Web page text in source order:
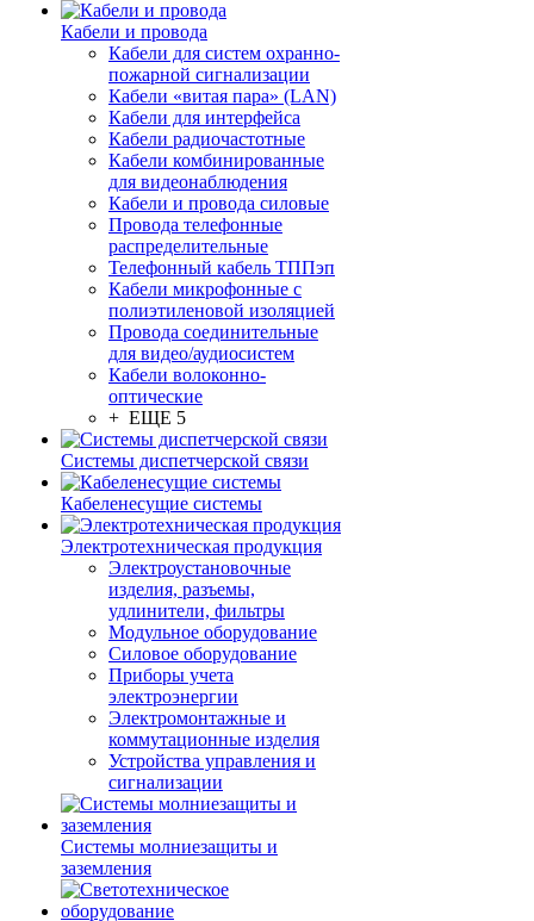
Кабели и провода
Кабели для систем охранно-
пожарной сигнализации
Кабели «витая пара» (LAN)
Кабели для интерфейса
Кабели радиочастотные
Кабели комбинированные
для видеонаблюдения
Кабели и провода силовые
Провода телефонные
распределительные
Телефонный кабель ТППэп
Кабели микрофонные с
полиэтиленовой изоляцией
Провода соединительные
для видео/аудиосистем
Кабели волоконно-
оптические
+ ЕЩЕ 5
Системы диспетчерской связи
Кабеленесущие системы
Электротехническая продукция
Электроустановочные
изделия, разъемы,
удлинители, фильтры
Модульное оборудование
Силовое оборудование
Приборы учета
электроэнергии
Электромонтажные и
коммутационные изделия
Устройства управления и
сигнализации
Системы молниезащиты и
заземления